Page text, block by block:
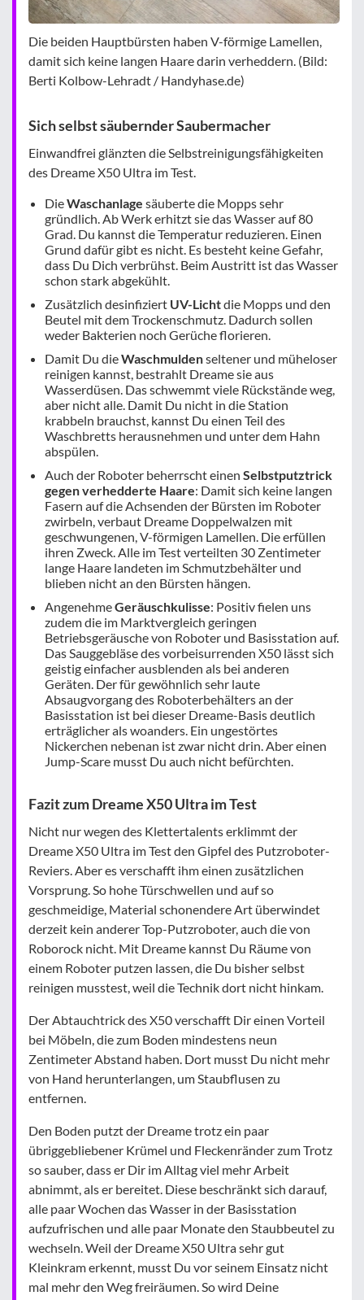
Die beiden Hauptbürsten haben V-förmige Lamellen,
damit sich keine langen Haare darin verheddern. (Bild:
Berti Kolbow-Lehradt / Handyhase.de)
Sich selbst säubernder Saubermacher
Einwandfrei glänzten die Selbstreinigungsfähigkeiten
des Dreame X50 Ultra im Test.
DieWaschanlage säuberte die Mopps sehr
gründlich. Ab Werk erhitzt sie das Wasser auf 80
Grad. Du kannst die Temperatur reduzieren. Einen
Grund dafür gibt es nicht. Es besteht keine Gefahr,
dass Du Dich verbrühst. Beim Austritt ist das Wasser
schon stark abgekühlt.
Zusätzlich desinfiziert UV-Lichtdie Mopps und den
Beutel mit dem Trockenschmutz. Dadurch sollen
weder Bakterien noch Gerüche florieren.
Damit Du dieWaschmuldenseltener und müheloser
reinigen kannst, bestrahlt Dreame sie aus
Wasserdüsen. Das schwemmt viele Rückstände weg,
aber nicht alle. Damit Du nicht in die Station
krabbeln brauchst, kannst Du einen Teil des
Waschbretts herausnehmen und unter dem Hahn
abspülen.
Auch der Roboter beherrscht einen Selbstputztrick
gegen verhedderte Haare: Damit sich keine langen
Fasern auf die Achsenden der Bürsten im Roboter
zwirbeln, verbaut Dreame Doppelwalzen mit
geschwungenen, V-förmigen Lamellen. Die erfüllen
ihren Zweck. Alle im Test verteilten 30 Zentimeter
lange Haare landeten im Schmutzbehälter und
blieben nicht an den Bürsten hängen.
AngenehmeGeräuschkulisse: Positiv fielen uns
zudem die im Marktvergleich geringen
Betriebsgeräusche von Roboter und Basisstation auf.
Das Sauggebläse des vorbeisurrenden X50 lässt sich
geistig einfacher ausblenden als bei anderen
Geräten. Der für gewöhnlich sehr laute
Absaugvorgang des Roboterbehälters an der
Basisstation ist bei dieser Dreame-Basis deutlich
erträglicher als woanders. Ein ungestörtes
Nickerchen nebenan ist zwar nicht drin. Aber einen
Jump-Scare musst Du auch nicht befürchten.
Fazit zum Dreame X50 Ultra im Test
Nicht nur wegen des Klettertalents erklimmt der
Dreame X50 Ultra im Test den Gipfel des Putzroboter-
Reviers. Aber es verschafft ihm einen zusätzlichen
Vorsprung. So hohe Türschwellen und auf so
geschmeidige, Material schonendere Art überwindet
derzeit kein anderer Top-Putzroboter, auch die von
Roborock nicht. Mit Dreame kannst Du Räume von
einem Roboter putzen lassen, die Du bisher selbst
reinigen musstest, weil die Technik dort nicht hinkam.
Der Abtauchtrick des X50 verschafft Dir einen Vorteil
bei Möbeln, die zum Boden mindestens neun
Zentimeter Abstand haben. Dort musst Du nicht mehr
von Hand herunterlangen, um Staubflusen zu
entfernen.
Den Boden putzt der Dreame trotz ein paar
übriggebliebener Krümel und Fleckenränder zum Trotz
so sauber, dass er Dir im Alltag viel mehr Arbeit
abnimmt, als er bereitet. Diese beschränkt sich darauf,
alle paar Wochen das Wasser in der Basisstation
aufzufrischen und alle paar Monate den Staubbeutel zu
wechseln. Weil der Dreame X50 Ultra sehr gut
Kleinkram erkennt, musst Du vor seinem Einsatz nicht
mal mehr den Weg freiräumen. So wird Deine